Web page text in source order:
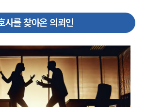
사를 찾아온 의뢰인